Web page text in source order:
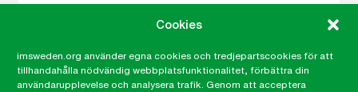
Cookies
imsweden.org använder egna cookies och tredjepartscookies för att
tillhandahålla nödvändig webbplatsfunktionalitet, förbättra din
användarupplevelse och analysera trafik. Genom att acceptera